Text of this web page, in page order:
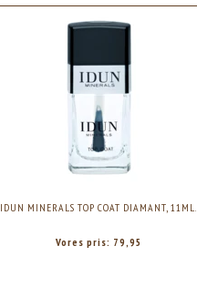
IDUN MINERALS TOP COAT DIAMANT, 11ML.
Vores pris: 79,95